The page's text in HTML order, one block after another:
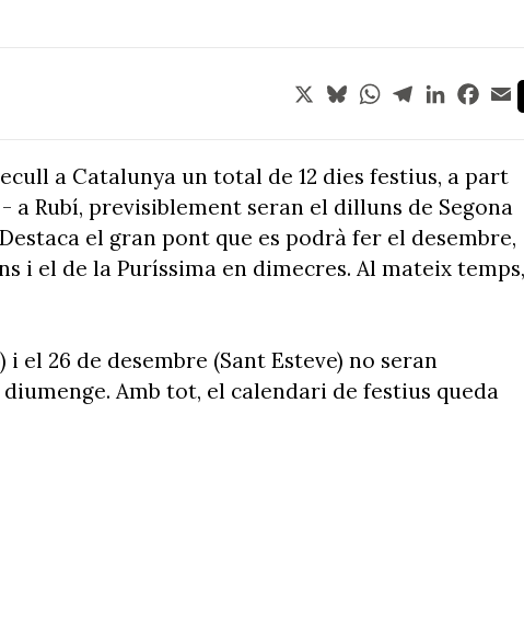
X BlueskyWhatsApp
TelegramLinkedIn
a Catalunya un total de 12 dies festius, a part
a Rubí, previsiblement seran el dilluns de Segona
el gran pont que es podrà fer el desembre,
i el de la Puríssima en dimecres. Al mateix temps,
i el 26 de desembre (Sant Esteve) no seran
Amb tot, el calendari de festius queda